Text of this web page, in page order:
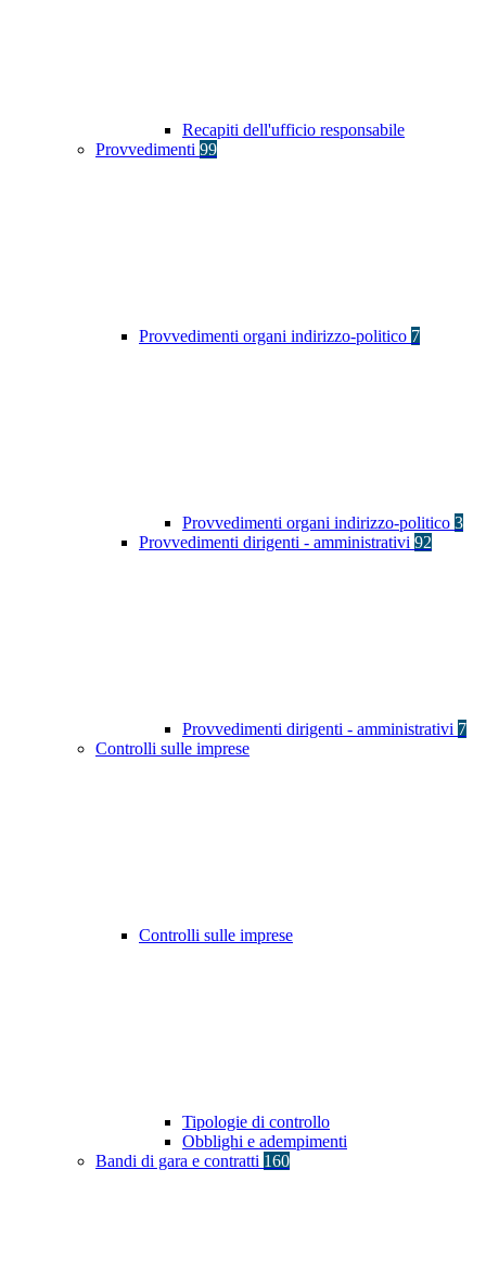
Recapiti dell'ufficio responsabile
Provvedimenti 99
Provvedimenti organi indirizzo-politico 7
Provvedimenti organi indirizzo-politico 3
Provvedimenti dirigenti - amministrativi 92
Provvedimenti dirigenti - amministrativi 7
Controlli sulle imprese
Controlli sulle imprese
Tipologie di controllo
Obblighi e adempimenti
Bandi di gara e contratti 160